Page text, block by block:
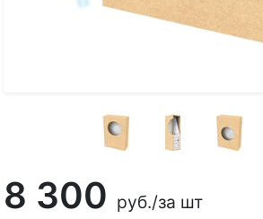
8 300 руб./за шт